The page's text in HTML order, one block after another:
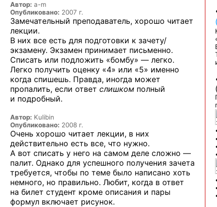
Автор: a-m
Опубликовано: 2007 г.
Замечательный преподаватель, хорошо читает
лекции.
В них все есть для подготовки к зачету/
экзамену. Экзамен принимает письменно.
Списать или подложить «бомбу» — легко.
Легко получить оценку «4» или «5» именно
когда спишешь. Правда, иногда может
пропалить, если ответ слишком полный
и подробный.
Автор: Kulibin
Опубликовано: 2008 г.
Очень хорошо читает лекции, в них
действительно есть все, что нужно.
А вот списать у него на самом деле сложно —
палит. Однако для успешного получения зачета
требуется, чтобы по теме было написано хоть
немного, но правильно. Любит, когда в ответ
на билет студент кроме описания и пары
формул включает рисунок.